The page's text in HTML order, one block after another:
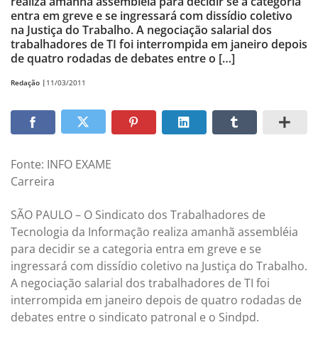
entra em greve e se ingressará com dissídio coletivo
na Justiça do Trabalho. A negociação salarial dos
trabalhadores de TI foi interrompida em janeiro depois
de quatro rodadas de debates entre o […]
Redação | 11/03/2011
Fonte: INFO EXAME
Carreira
SÃO PAULO – O Sindicato dos Trabalhadores de
Tecnologia da Informação realiza amanhã assembléia
para decidir se a categoria entra em greve e se
ingressará com dissídio coletivo na Justiça do Trabalho.
A negociação salarial dos trabalhadores de TI foi
interrompida em janeiro depois de quatro rodadas de
debates entre o sindicato patronal e o Sindpd.